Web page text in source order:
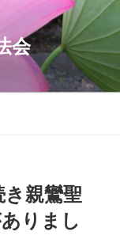
会
親鸞聖
りまし